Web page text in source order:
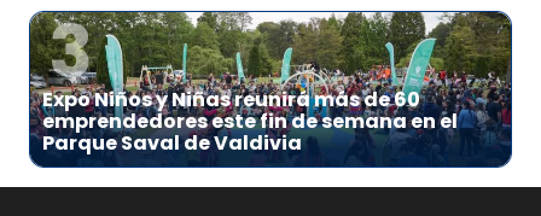
3
Expo Niños y Niñas reunirá más de 60
emprendedores este fin de semana en el
Parque Saval de Valdivia